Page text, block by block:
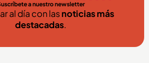
a nuestro newsletter
al día con lasnoticias más
destacadas.